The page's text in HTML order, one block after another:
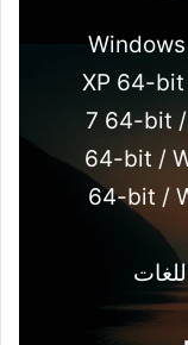
XP 64-
7 64-bit
64-bit /
64-bit /